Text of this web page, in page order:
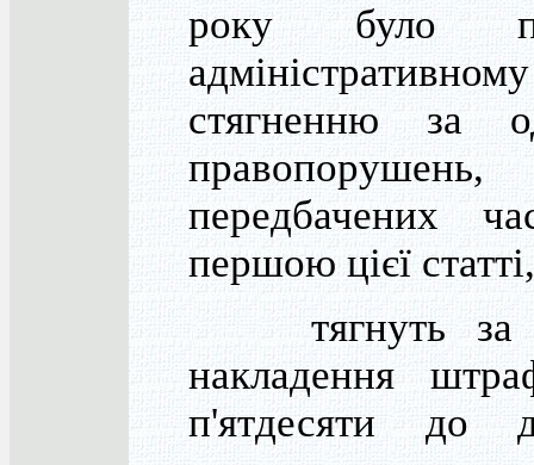
року було
адміністративному
стягненню за
правопорушень,
передбачених
першою цієї
тягнуть за
накладення
п'ятдесяти до